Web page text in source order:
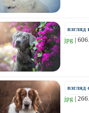
взгляд
jpg |
взгляд
jpg |